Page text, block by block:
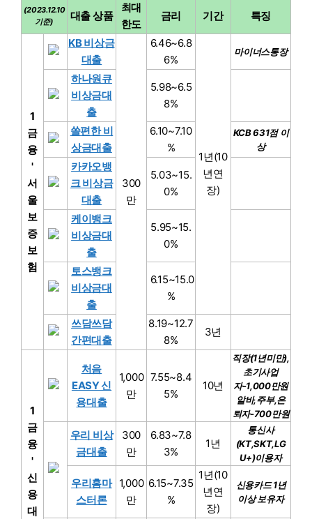
(2023.12.10
기준)
대출 상품
최대
한도
금리 기간 특징
1
금
융
'
서
울
보
증
보
험
KB 비상금
대출
300
만
6.46~6.8
6%
1년(10
년연
장)
마이너스통장
하나원큐
비상금대
출
5.98~6.5
8%
쏠편한 비
상금대출
6.10~7.10
%
KCB 631점 이
상
카카오뱅
크 비상금
대출
5.03~15.
0%
케이뱅크
비상금대
출
5.95~15.
0%
토스뱅크
비상금대
출
6.15~15.0
%
쓰담쓰담
간편대출
8.19~12.7
8%
3년
1
금
융
'
신
용
대
처음
EASY 신
용대출
1,000
만
7.55~8.4
5%
10년
직장(1년미만),
초기사업
자-1,000만원
알바,주부,은
퇴자-700만원
우리 비상
금대출
300
만
6.83~7.8
3%
1년
통신사
(KT,SKT,LG
U+)이용자
우리홈마
스터론
1,000
만
6.15~7.35
%
1년(10
년연
장)
신용카드 1년
이상 보유자